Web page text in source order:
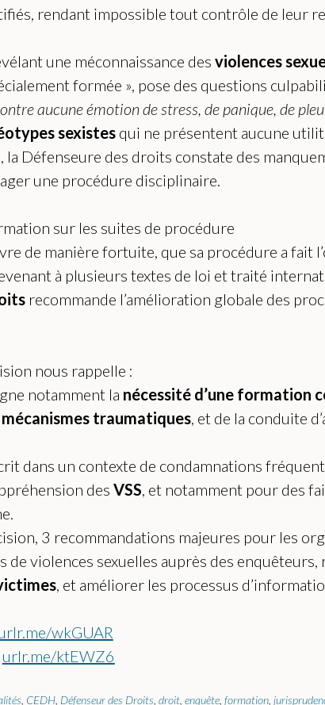
rendant impossible tout contrôle de leur
une méconnaissance des violences
formée », pose des questions
aucune émotion de stress, de panique, de
sexistes qui ne présentent aucune
la Défenseure des droits constate des
une procédure disciplinaire.
sur les suites de procédure
de manière fortuite, que sa procédure a fait
à plusieurs textes de loi et traité
recommande l’amélioration globale des
nous rappelle :
notamment la nécessité d’une formation
mécanismes traumatiques , et de la conduite
dans un contexte de condamnations
des VSS , et notamment pour des
3 recommandations majeures pour les
de violences sexuelles auprès des
, et améliorer les processus
wkGUAR
urlr.me/ktEWZ6
CEDH Défenseur des Droits droit enquête formation